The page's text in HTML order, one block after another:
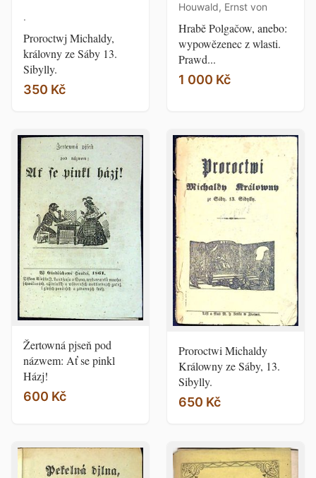
.
Proroctwj Michaldy,
královny ze Sáby 13.
Sibylly.
350 Kč
Houwald, Ernst von
Hrabě Polgačow, anebo:
wypowězenec z wlasti.
Prawd...
1 000 Kč
Žertowná pjseň pod
názwem: Ať se pinkl
Házj!
600 Kč
Proroctwi Michaldy
Králowny ze Sáby, 13.
Sibylly.
650 Kč